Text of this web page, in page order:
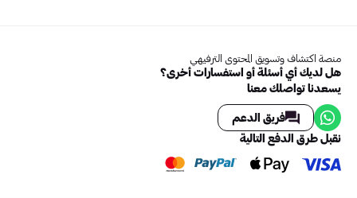
منصة اكتشاف وتسويق المحتوى الترفيهي
هل لديك أي أسئلة أو استفسارات أخرى؟
يسعدنا تواصلك معنا
فريق الدعم
نقبل طرق الدفع التالية